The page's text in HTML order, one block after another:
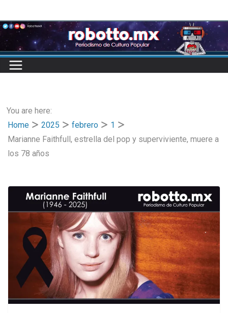
to
content
You are here:
Home
2025 febrero
1
Marianne Faithfull, estrella del pop y superviviente, muere a
los 78 años